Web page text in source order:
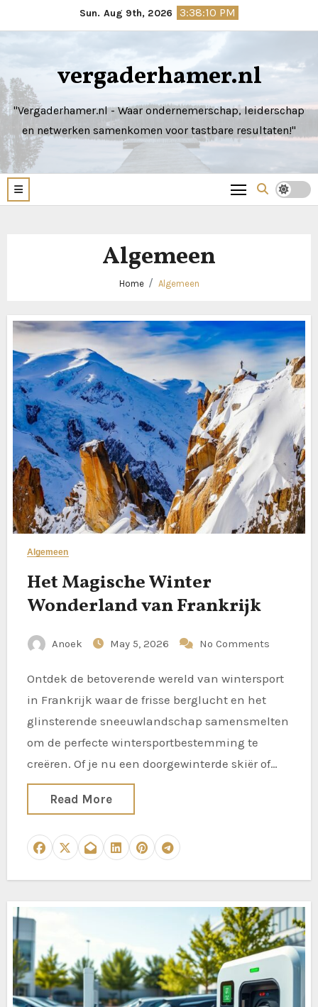
to
Sun. Aug 9th, 2026 3:38:12 PM
vergaderhamer.nl
"Vergaderhamer.nl - Waar ondernemerschap, leiderschap
en netwerken samenkomen voor tastbare resultaten!"
Algemeen
Home Algemeen
Algemeen
Het Magische Winter
Wonderland van Frankrijk
Anoek May 5, 2026 No Comments
Ontdek de betoverende wereld van wintersport
in Frankrijk waar de frisse berglucht en het
glinsterende sneeuwlandschap samensmelten
om de perfecte wintersportbestemming te
creëren. Of je nu een doorgewinterde skiër of…
Read More